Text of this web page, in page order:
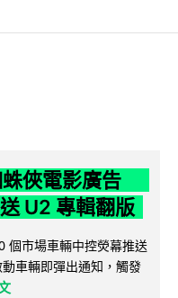
蛛俠電影廣告
U2 專輯翻版
個市場車輛中控熒幕推送
車輛即彈出通知，觸發